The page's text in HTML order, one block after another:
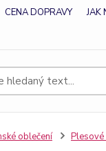
CENA DOPRAVY JAK
oblečení Plesové